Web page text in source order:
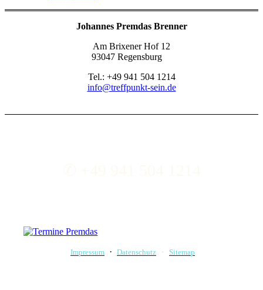
Johannes Premdas Brenner
Am Brixener Hof 12
93047 Regensburg
Tel.: +49 941 504 1214
info@treffpunkt-sein.de
Impressum · Datenschutz · Sitemap